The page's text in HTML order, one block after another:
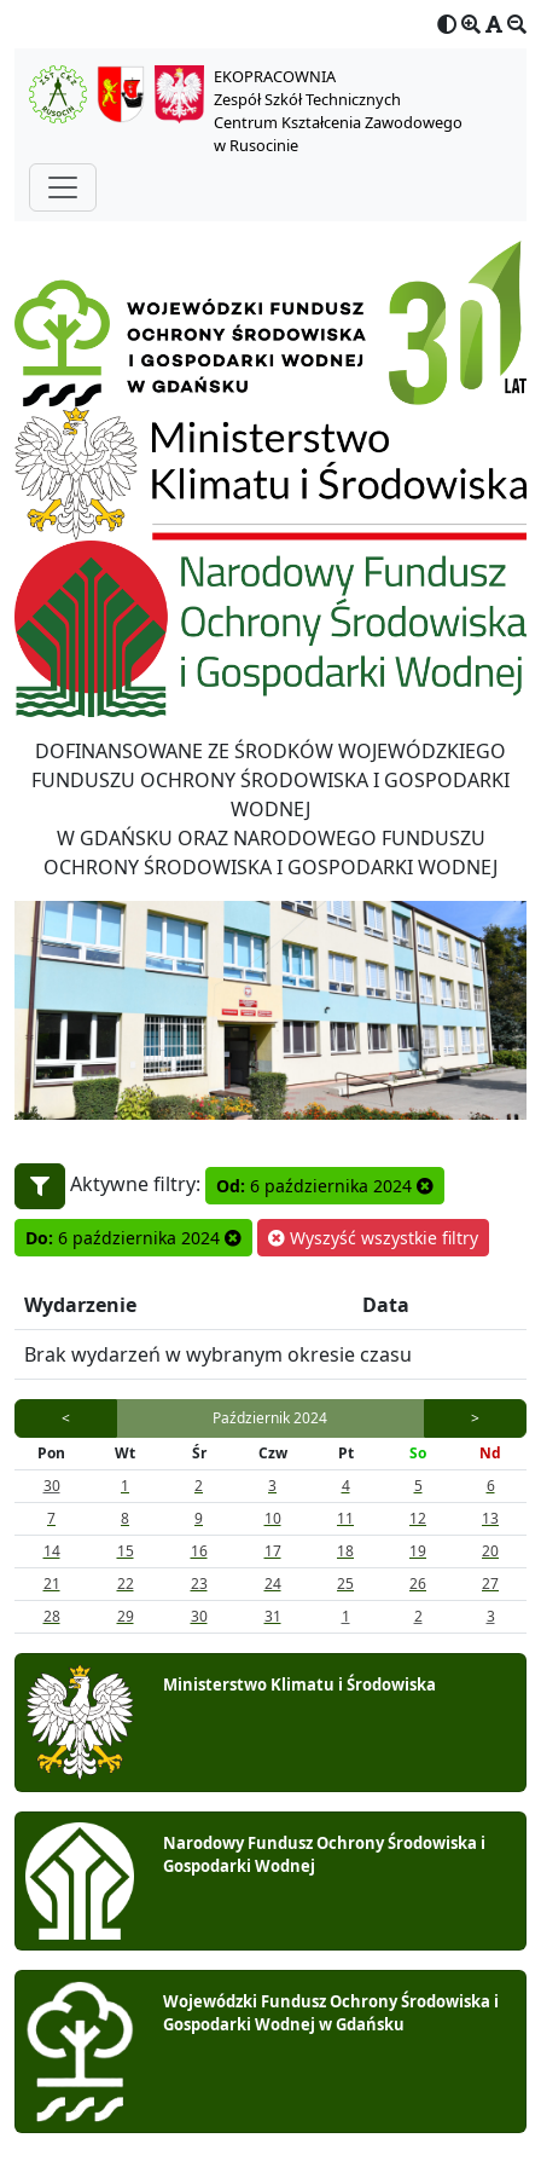
EKOPRACOWNIA
Zespół Szkół Technicznych
Centrum Kształcenia Zawodowego
w Rusocinie
DOFINANSOWANE ZE ŚRODKÓW WOJEWÓDZKIEGO
FUNDUSZU OCHRONY ŚRODOWISKA I GOSPODARKI
WODNEJ
W GDAŃSKU ORAZ NARODOWEGO FUNDUSZU
OCHRONY ŚRODOWISKA I GOSPODARKI WODNEJ
Aktywne filtry: Od: 6 października 2024
Do: 6 października 2024 Wyszyść wszystkie filtry
Wydarzenie
Data
Brak wydarzeń w wybranym okresie czasu
< Październik 2024
>
Pon
Wt Śr Czw Pt So
Nd
30
1 2 3 4 5
6
7
8 9 10 11 12
13
14
15 16 17 18 19
20
21
22 23 24 25 26
27
28
29 30 31 1 2 3
Ministerstwo Klimatu i Środowiska
Narodowy Fundusz Ochrony Środowiska i
Gospodarki Wodnej
Wojewódzki Fundusz Ochrony Środowiska i
Gospodarki Wodnej w Gdańsku